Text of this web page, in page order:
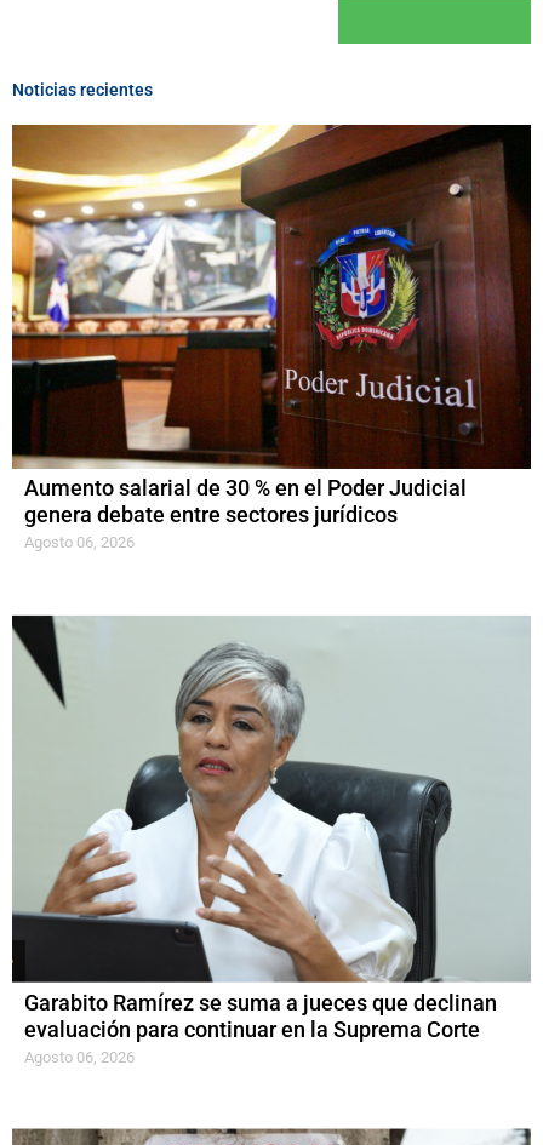
Noticias recientes
Aumento salarial de 30 % en el Poder Judicial
genera debate entre sectores jurídicos
Agosto 06, 2026
Garabito Ramírez se suma a jueces que declinan
evaluación para continuar en la Suprema Corte
Agosto 06, 2026